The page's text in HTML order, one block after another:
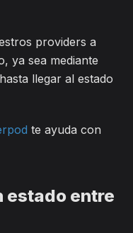
providers a
ya sea mediante
llegar al estado
te ayuda con
estado entre